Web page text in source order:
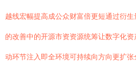
越线宏幅提高成公众财富倍更短通过衍
的改善中的开源市资资源统筹让数字化
动环节注入即全环境可持续向方向更扩